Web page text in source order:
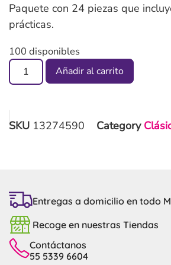
Paquete con 24 piezas que
prácticas.
100 disponibles
Añadir al carrito
SKU 13274590 Category
Entregas a domicilio en todo
Recoge en nuestras Tiendas
Contáctanos
55 5339 6604